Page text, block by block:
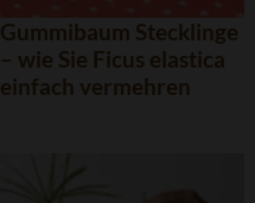
Gummibaum Stecklinge
– wie Sie Ficus elastica
einfach vermehren